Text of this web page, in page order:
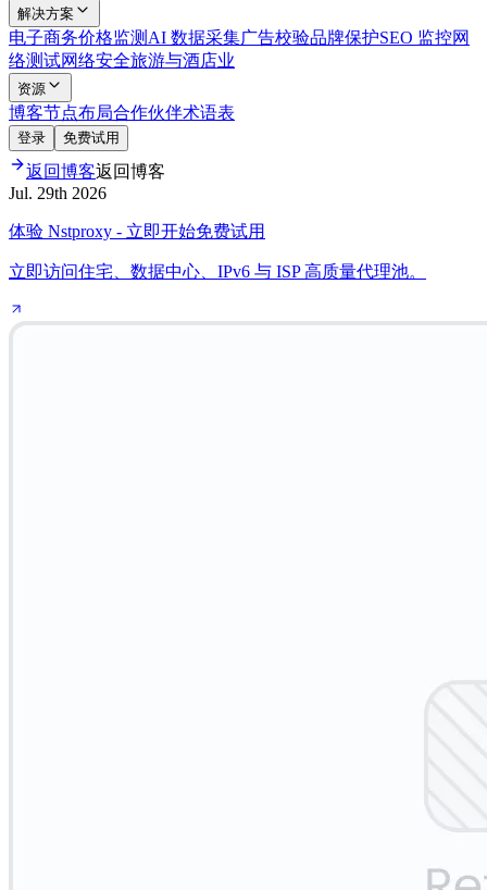
解决方案
电子商务价格监测 AI 数据采集广告校验品牌保护SEO 监控网
络测试网络安全旅游与酒店业
资源
博客节点布局合作伙伴术语表
登录 免费试用
返回博客返回博客
Jul. 29th 2026
体验 Nstproxy - 立即开始免费试用
立即访问住宅、数据中心、IPv6 与 ISP 高质量代理池。